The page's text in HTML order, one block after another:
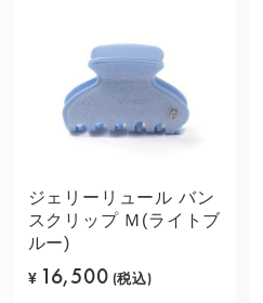
ジェリーリュール バン
スクリップ Ｍ(ライトブ
ルー)
¥ 16,500 (税込)